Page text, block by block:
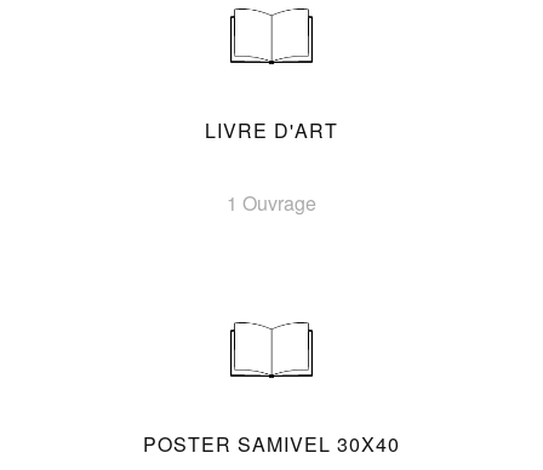
LIVRE D'ART
1 Ouvrage
POSTER SAMIVEL 30X40